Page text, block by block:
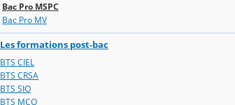
Bac Pro MSPC
Bac Pro MV
Les formations post-bac
BTS CIEL
BTS CRSA
BTS SIO
BTS MCO